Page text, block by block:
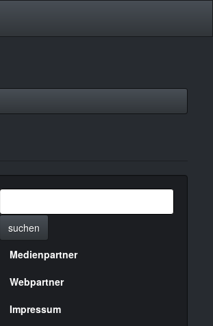
suchen
Menülinks
rechte
Seite
Medienpartner
Webpartner
Impressum